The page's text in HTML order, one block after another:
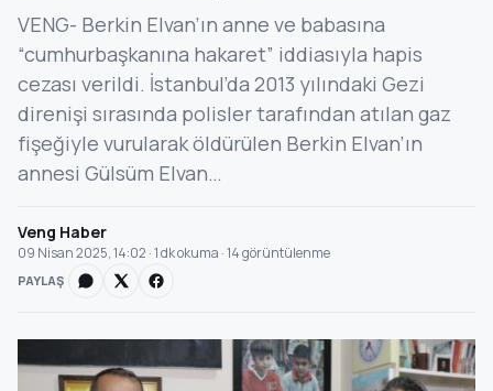
VENG- Berkin Elvan’ın anne ve babasına
“cumhurbaşkanına hakaret” iddiasıyla hapis
cezası verildi. İstanbul’da 2013 yılındaki Gezi
direnişi sırasında polisler tarafından atılan gaz
fişeğiyle vurularak öldürülen Berkin Elvan’ın
annesi Gülsüm Elvan…
Veng Haber
09 Nisan 2025, 14:02 · 1 dk okuma · 14 görüntülenme
PAYLAŞ